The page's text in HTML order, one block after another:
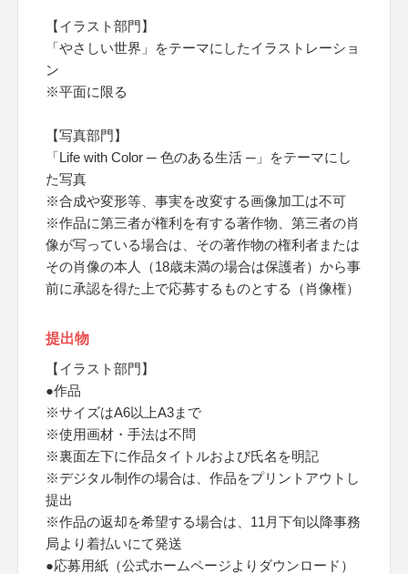
【イラスト部門】
「やさしい世界」をテーマにしたイラストレーショ
ン
※平面に限る
【写真部門】
「Life with Color ─ 色のある生活 ─」をテーマにし
た写真
※合成や変形等、事実を改変する画像加工は不可
※作品に第三者が権利を有する著作物、第三者の肖
像が写っている場合は、その著作物の権利者または
その肖像の本人（18歳未満の場合は保護者）から事
前に承認を得た上で応募するものとする（肖像権）
提出物
【イラスト部門】
●作品
※サイズはA6以上A3まで
※使用画材・手法は不問
※裏面左下に作品タイトルおよび氏名を明記
※デジタル制作の場合は、作品をプリントアウトし
提出
※作品の返却を希望する場合は、11月下旬以降事務
局より着払いにて発送
●応募用紙（公式ホームページよりダウンロード）